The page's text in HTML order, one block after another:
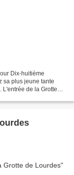
Dix-huitième
sa plus jeune tante
L'entrée de la Grotte